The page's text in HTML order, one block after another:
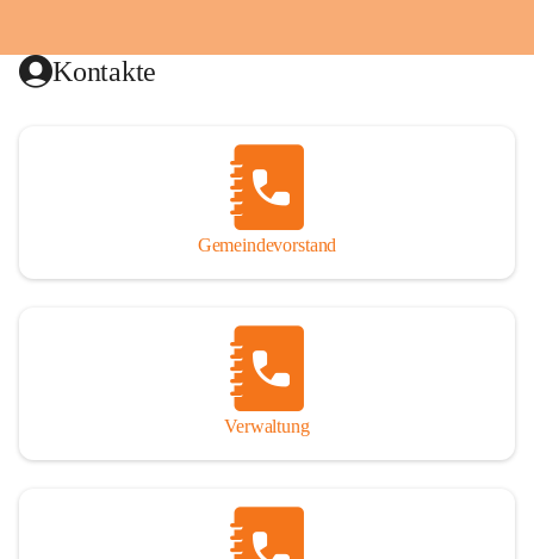
Kontakte
Gemeindevorstand
Verwaltung